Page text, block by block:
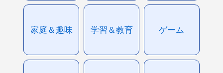
家庭＆趣味 学習＆教育 ゲーム